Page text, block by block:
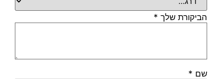
הביקורת שלך *
שם *